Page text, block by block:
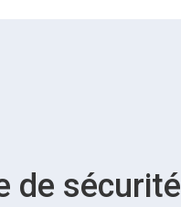
de sécurité